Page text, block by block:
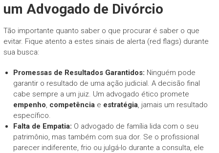
um Advogado de Divórcio
Tão importante quanto saber o que procurar é saber o que
evitar. Fique atento a estes sinais de alerta (red flags) durante
sua busca:
Promessas de Resultados Garantidos: Ninguém pode
garantir o resultado de uma ação judicial. A decisão final
cabe sempre a um juiz. Um advogado ético promete
empenho, competênciae estratégia, jamais um resultado
específico.
Falta de Empatia: O advogado de família lida com o seu
patrimônio, mas também com sua dor. Se o profissional
parecer indiferente, frio ou julgá-lo durante a consulta, ele